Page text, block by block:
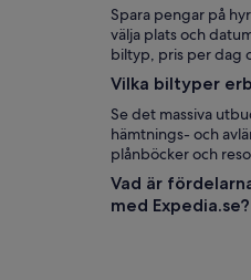
Spara pengar på
välja plats och
biltyp, pris per dag
Vilka biltyper
Se det massiva
hämtnings- och
plånböcker och
Vad är
med Expedia.se?